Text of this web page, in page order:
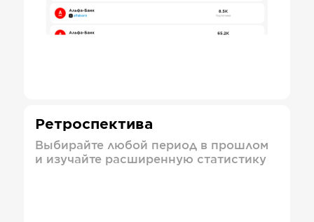
Ретроспектива
Выбирайте любой период в прошлом
и изучайте расширенную статистику